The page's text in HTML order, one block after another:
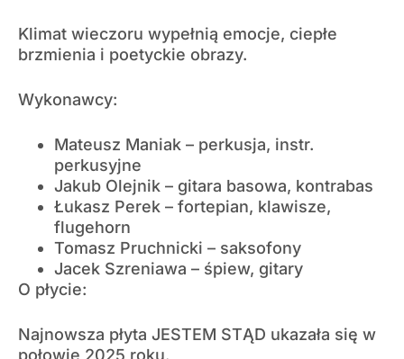
Klimat wieczoru wypełnią emocje, ciepłe
brzmienia i poetyckie obrazy.
Wykonawcy:
Mateusz Maniak – perkusja, instr.
perkusyjne
Jakub Olejnik – gitara basowa, kontrabas
Łukasz Perek – fortepian, klawisze,
flugehorn
Tomasz Pruchnicki – saksofony
Jacek Szreniawa – śpiew, gitary
O płycie:
Najnowsza płyta JESTEM STĄD ukazała się w